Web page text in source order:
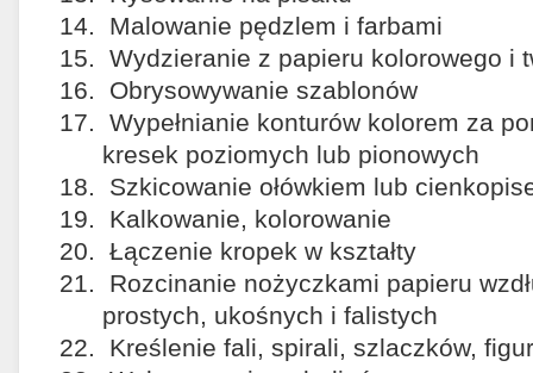
Malowanie pędzlem i farbami
Wydzieranie z papieru kolorowego i
Obrysowywanie szablonów
Wypełnianie konturów kolorem za
kresek poziomych lub pionowych
Szkicowanie ołówkiem lub
Kalkowanie, kolorowanie
Łączenie kropek w kształty
Rozcinanie nożyczkami papieru
prostych, ukośnych i falistych
Kreślenie fali, spirali, szlaczków,